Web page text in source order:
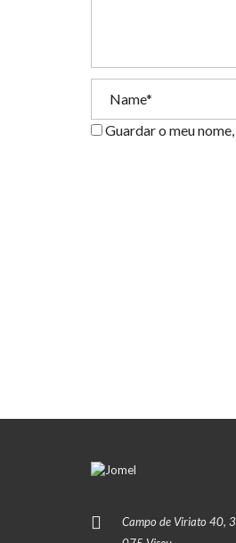
Guardar o meu
Campo de Viriato 40,